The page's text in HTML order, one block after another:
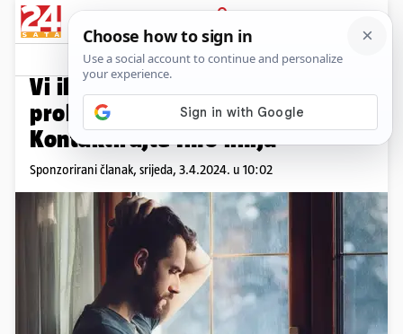
PRIJAVA
Promo sadržaj
Vi ili netko vama blizak ima
problem s ovisnošću?
Kontaktirajte Info liniju
Sponzorirani članak, srijeda, 3.4.2024. u 10:02